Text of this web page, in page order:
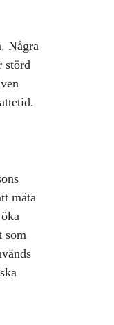
Några
störd
mäta
som